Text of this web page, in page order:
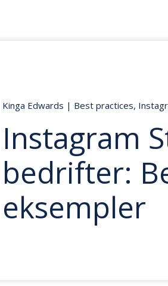
Kinga Edwards | Best practices,
Instagram
bedrifter:
eksempler